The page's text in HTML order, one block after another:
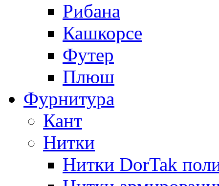
Рибана
Кашкорсе
Футер
Плюш
Фурнитура
Кант
Нитки
Нитки DorTak